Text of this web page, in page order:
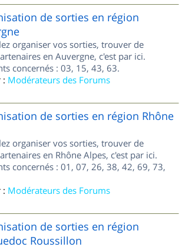
de sorties en région
organiser vos sorties, trouver de
en Auvergne, c'est par ici.
concernés : 03, 15, 43, 63.
: Modérateurs des Forums
de sorties en région Rhône
organiser vos sorties, trouver de
en Rhône Alpes, c'est par ici.
concernés : 01, 07, 26, 38, 42, 69, 73,
: Modérateurs des Forums
de sorties en région
Roussillon